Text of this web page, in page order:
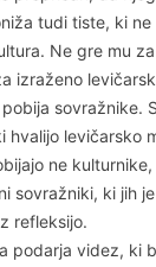
tudi tiste, ki ne
Ne gre mu
izraženo
sovražnike.
hvalijo levičarsko
ne
sovražniki, ki jih
refleksijo.
podarja videz, ki